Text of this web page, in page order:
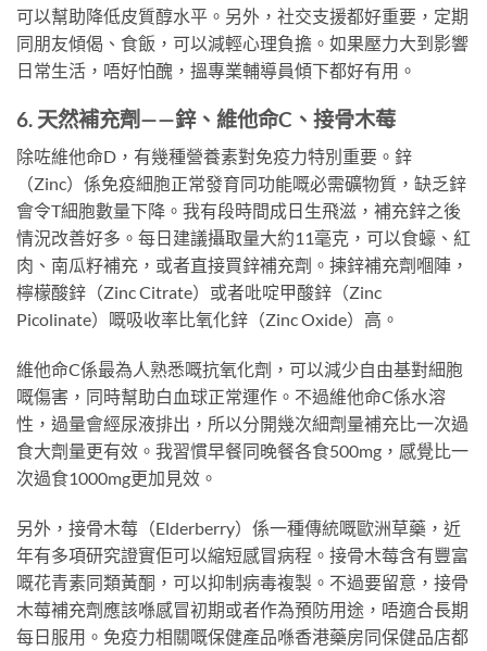
可以幫助降低皮質醇水平。另外，社交支援都好重要，定期
同朋友傾偈、食飯，可以減輕心理負擔。如果壓力大到影響
日常生活，唔好怕醜，搵專業輔導員傾下都好有用。
6. 天然補充劑——鋅、維他命C、接骨木莓
除咗維他命D，有幾種營養素對免疫力特別重要。鋅
（Zinc）係免疫細胞正常發育同功能嘅必需礦物質，缺乏鋅
會令T細胞數量下降。我有段時間成日生飛滋，補充鋅之後
情況改善好多。每日建議攝取量大約11毫克，可以食蠔、紅
肉、南瓜籽補充，或者直接買鋅補充劑。揀鋅補充劑嗰陣，
檸檬酸鋅（Zinc Citrate）或者吡啶甲酸鋅（Zinc
Picolinate）嘅吸收率比氧化鋅（Zinc Oxide）高。
維他命C係最為人熟悉嘅抗氧化劑，可以減少自由基對細胞
嘅傷害，同時幫助白血球正常運作。不過維他命C係水溶
性，過量會經尿液排出，所以分開幾次細劑量補充比一次過
食大劑量更有效。我習慣早餐同晚餐各食500mg，感覺比一
次過食1000mg更加見效。
另外，接骨木莓（Elderberry）係一種傳統嘅歐洲草藥，近
年有多項研究證實佢可以縮短感冒病程。接骨木莓含有豐富
嘅花青素同類黃酮，可以抑制病毒複製。不過要留意，接骨
木莓補充劑應該喺感冒初期或者作為預防用途，唔適合長期
每日服用。免疫力相關嘅保健產品喺香港藥房同保健品店都